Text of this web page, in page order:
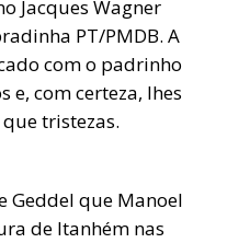
Jacques Wagner
PT/PMDB. A
com o padrinho
com certeza, lhes
tristezas.
Geddel que Manoel
de Itanhém nas